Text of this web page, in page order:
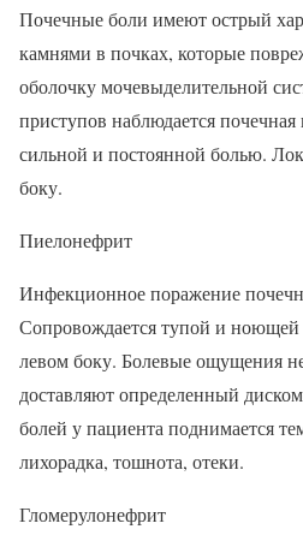
Почечные боли имеют острый
камнями в почках, которые
оболочку мочевыделительной
приступов наблюдается
сильной и постоянной болью.
боку.
Пиелонефрит
Инфекционное поражение
Сопровождается тупой и
левом боку. Болевые ощущения
доставляют определенный
болей у пациента поднимается
лихорадка, тошнота, отеки.
Гломерулонефрит